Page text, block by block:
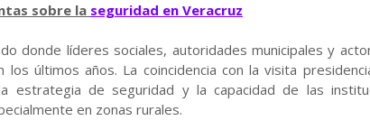
sobre la seguridad en Veracruz
donde líderes sociales, autoridades municipales y
últimos años. La coincidencia con la visita
estrategia de seguridad y la capacidad de las
en zonas rurales.